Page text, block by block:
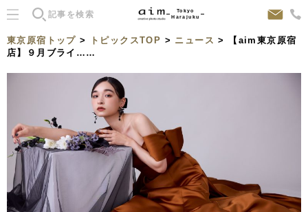
Tokyo
Harajuku
東京原宿トップ > トピックスTOP > ニュース > 【aim東京原宿
店】９月ブライ……